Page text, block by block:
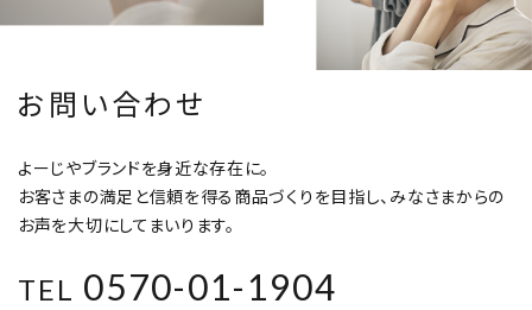
お問い合わせ
よーじやブランドを身近な存在に。
お客さまの満足と信頼を得る商品づくりを目指し、みなさまからの
お声を大切にしてまいります。
TEL 0570-01-1904